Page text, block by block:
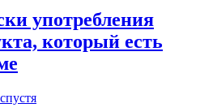
употребления
который есть